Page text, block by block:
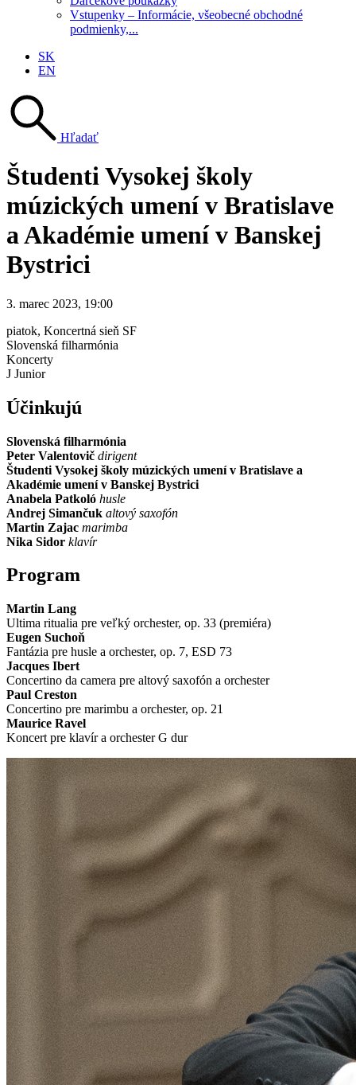
Vstupenky – Informácie, všeobecné obchodné
podmienky,...
SK
EN
Hľadať
Študenti Vysokej školy
múzických umení v Bratislave
a Akadémie umení v Banskej
Bystrici
3. marec 2023, 19:00
piatok, Koncertná sieň SF
Slovenská filharmónia
Koncerty
J Junior
Účinkujú
Slovenská filharmónia
Peter Valentovič dirigent
Študenti Vysokej školy múzických umení v Bratislave a
Akadémie umení v Banskej Bystrici
Anabela Patkoló husle
Andrej Simančuk altový saxofón
Martin Zajac marimba
Nika Sidor klavír
Program
Martin Lang
Ultima ritualia pre veľký orchester, op. 33 (premiéra)
Eugen Suchoň
Fantázia pre husle a orchester, op. 7, ESD 73
Jacques Ibert
Concertino da camera pre altový saxofón a orchester
Paul Creston
Concertino pre marimbu a orchester, op. 21
Maurice Ravel
Koncert pre klavír a orchester G dur